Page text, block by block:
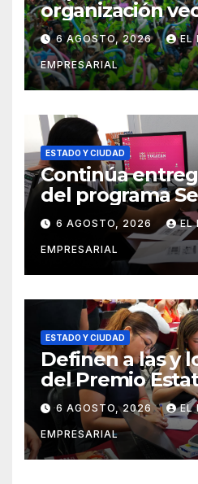
organización
Mérida y suma
vigilancia en la
social del delito
6 AGOSTO, 2026 EL
EMPRESARIAL
ESTADO Y CIUDAD
Continúa
del programa
el Mar
6 AGOSTO, 2026 EL
EMPRESARIAL
ESTADO Y CIUDAD
Definen a las y
del Premio
Juventudes
6 AGOSTO, 2026 EL
EMPRESARIAL